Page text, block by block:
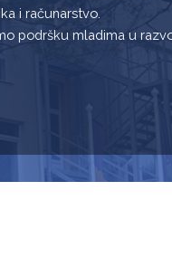
i računarstvo.
podršku mladima u